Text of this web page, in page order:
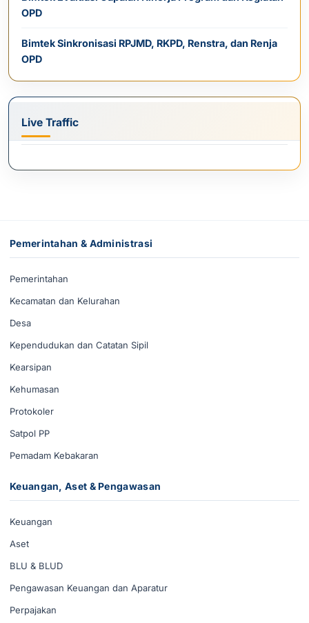
OPD
Bimtek Sinkronisasi RPJMD, RKPD, Renstra, dan Renja
OPD
Live Traffic
Pemerintahan & Administrasi
Pemerintahan
Kecamatan dan Kelurahan
Desa
Kependudukan dan Catatan Sipil
Kearsipan
Kehumasan
Protokoler
Satpol PP
Pemadam Kebakaran
Keuangan, Aset & Pengawasan
Keuangan
Aset
BLU & BLUD
Pengawasan Keuangan dan Aparatur
Perpajakan